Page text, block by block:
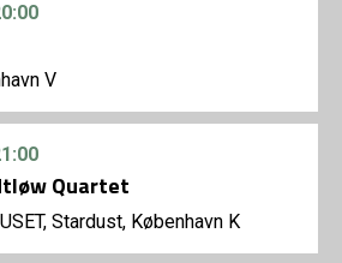
V
Quartet
Stardust, København K